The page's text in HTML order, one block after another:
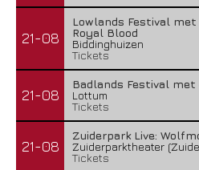
21-08
Lowlands Festival met
Royal Blood
Biddinghuizen
Tickets
21-08
Badlands Festival met
Lottum
Tickets
21-08
Zuiderpark Live:
Zuiderparktheater
Tickets